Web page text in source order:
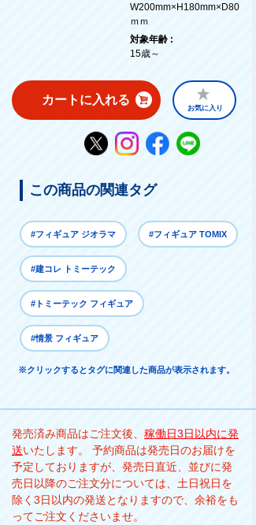
W200mm×H180mm×D80
ｍｍ
対象年齢 :
15歳～
カートに入れる
お気に入り
この商品の関連タグ
#フィギュア ジオラマ #フィギュア TOMIX
#建コレ トミーテック
#トミーテック フィギュア
#情景 フィギュア
※クリックするとタグに関連した商品が表示されます。
発売済み商品はご注文後、 稼働日3日以内に発
送いたします。 予約商品は発売日のお届けを
予定しておりますが、発売日直近、並びに発
売日以降のご注文分については、土日祝日を
除く3日以内の発送となりますので、余裕をも
ってご注文くださいませ。